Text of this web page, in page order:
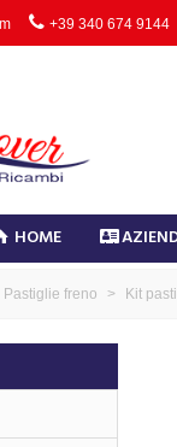
+39 340 674 9144
HOME
Pastiglie freno > Kit